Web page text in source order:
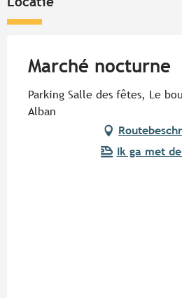
Marché nocturne
Parking Salle des fêtes, Le
Alban
Ik ga met